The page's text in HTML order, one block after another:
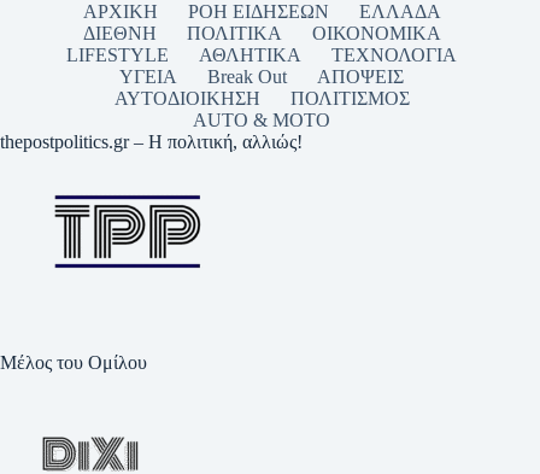
ΑΡΧΙΚΗ ΡΟΗ ΕΙΔΗΣΕΩΝ
ΕΛΛΑΔΑ
ΔΙΕΘΝΗ
ΠΟΛΙΤΙΚΑ
ΟΙΚΟΝΟΜΙΚΑ
LIFESTYLE
ΑΘΛΗΤΙΚΑ
ΤΕΧΝΟΛΟΓΙΑ
ΥΓΕΙΑ
Break Out
ΑΠΟΨΕΙΣ
ΑΥΤΟΔΙΟΙΚΗΣΗ
ΠΟΛΙΤΙΣΜΟΣ
AUTO & MOTO
thepostpolitics.gr – Η πολιτική, αλλιώς!
Μέλος του Ομίλου